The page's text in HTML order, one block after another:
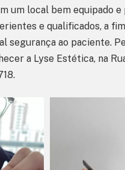
um local bem equipado e
e qualificados, a
segurança ao paciente.
a Lyse Estética, na